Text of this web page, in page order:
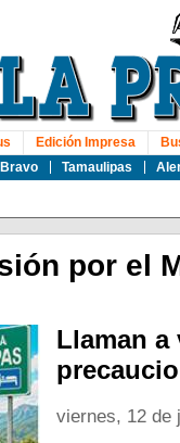
Tamaulipas
Edición Impresa
por el
Llaman a
viernes, 12 de